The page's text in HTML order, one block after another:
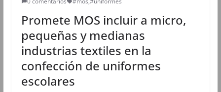
Promete MOS incluir a micro,
pequeñas y medianas
industrias textiles en la
confección de uniformes
escolares